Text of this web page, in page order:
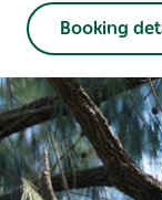
Booking